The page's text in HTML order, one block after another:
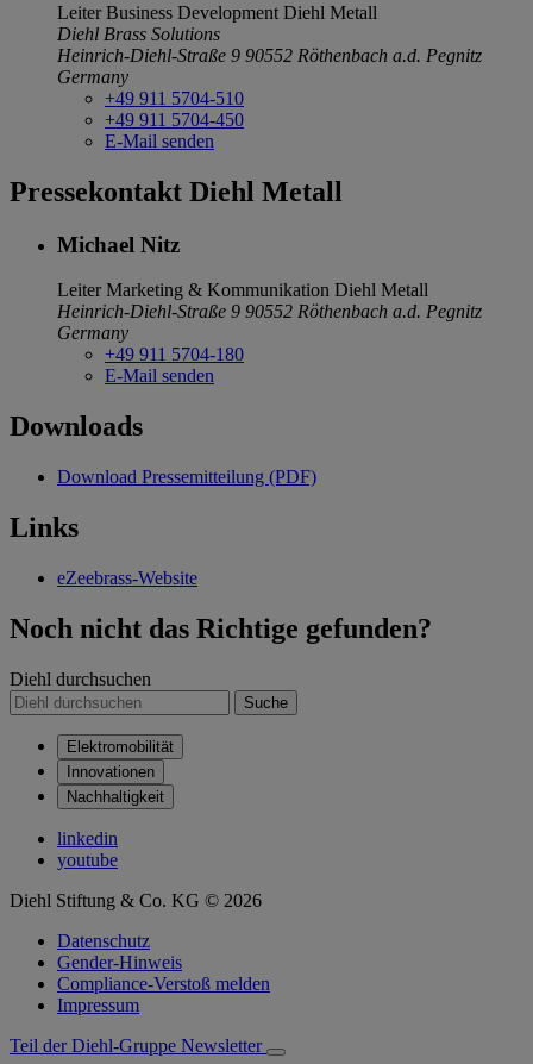
Leiter Business Development Diehl Metall
Diehl Brass Solutions
Heinrich-Diehl-Straße 9 90552 Röthenbach a.d. Pegnitz
Germany
+49 911 5704-510
+49 911 5704-450
E-Mail senden
Pressekontakt Diehl Metall
Michael Nitz
Leiter Marketing & Kommunikation Diehl Metall
Heinrich-Diehl-Straße 9 90552 Röthenbach a.d. Pegnitz
Germany
+49 911 5704-180
E-Mail senden
Downloads
Download Pressemitteilung (PDF)
Links
eZeebrass-Website
Noch nicht das Richtige gefunden?
Diehl durchsuchen
Suche
Elektromobilität
Innovationen
Nachhaltigkeit
linkedin
youtube
Diehl Stiftung & Co. KG © 2026
Datenschutz
Gender-Hinweis
Compliance-Verstoß melden
Impressum
Teil der Diehl-Gruppe Newsletter